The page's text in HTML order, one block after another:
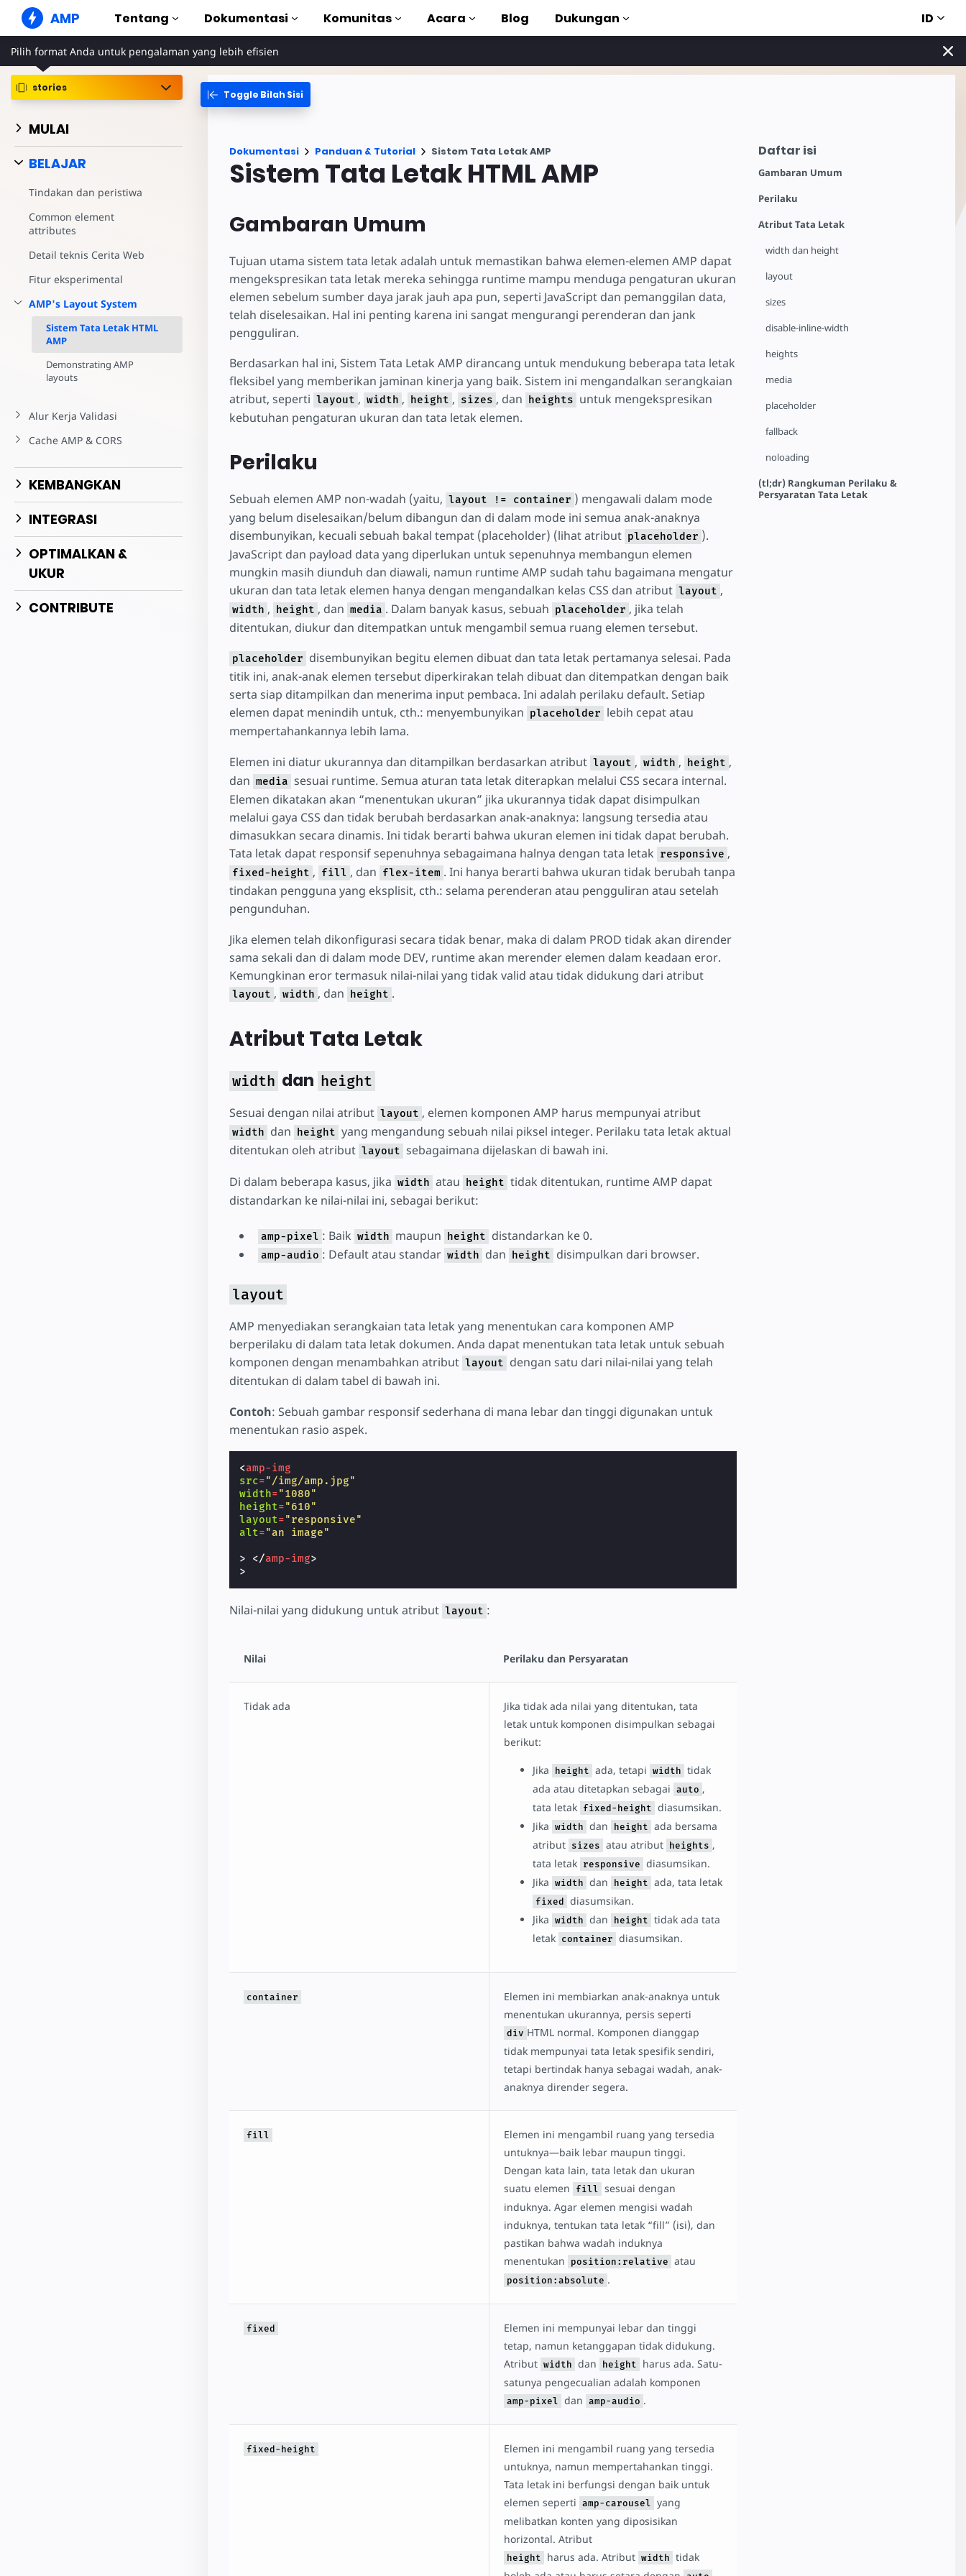
AMP Tentang
Situs Web AMP
Buat pengalaman web yang
sempurna
Iklan supercepat di web
Email generasi mendatang
Dokumentasi
Panduan & Tutorial
Mulai menggunakan AMP
Perpustakaan AMP lengkap
Contoh
Kursus
Pelajari AMP dengan kursus gratis
Templat
Alat
Mulai membuat
Komunitas Acara Blog Dukungan ID
Pilih format Anda untuk pengalaman yang lebih efisien
stories
MULAI
BELAJAR
Tindakan dan peristiwa
Common element
attributes
Detail teknis Cerita Web
Fitur eksperimental
AMP's Layout System
Sistem Tata Letak HTML
AMP
Demonstrating AMP
layouts
Alur Kerja Validasi
Cache AMP & CORS
KEMBANGKAN
INTEGRASI
OPTIMALKAN &
UKUR
CONTRIBUTE
Daftar isi
Gambaran Umum
Perilaku
Atribut Tata Letak
width dan height
layout
sizes
disable-inline-width
heights
media
placeholder
fallback
noloading
(tl;dr) Rangkuman Perilaku &
Persyaratan Tata Letak
Toggle Bilah Sisi
Dokumentasi Panduan & Tutorial Sistem Tata Letak AMP
Sistem Tata Letak HTML AMP
Gambaran Umum
Tujuan utama sistem tata letak adalah untuk memastikan bahwa elemen-elemen AMP dapat
mengekspresikan tata letak mereka sehingga runtime mampu menduga pengaturan ukuran
elemen sebelum sumber daya jarak jauh apa pun, seperti JavaScript dan pemanggilan data,
telah diselesaikan. Hal ini penting karena ini sangat mengurangi perenderan dan jank
pengguliran.
Berdasarkan hal ini, Sistem Tata Letak AMP dirancang untuk mendukung beberapa tata letak
fleksibel yang memberikan jaminan kinerja yang baik. Sistem ini mengandalkan serangkaian
atribut, seperti layout , width , height , sizes , dan heights untuk mengekspresikan
kebutuhan pengaturan ukuran dan tata letak elemen.
Perilaku
Sebuah elemen AMP non-wadah (yaitu, layout != container ) mengawali dalam mode
yang belum diselesaikan/belum dibangun dan di dalam mode ini semua anak-anaknya
disembunyikan, kecuali sebuah bakal tempat (placeholder) (lihat atribut placeholder ).
JavaScript dan payload data yang diperlukan untuk sepenuhnya membangun elemen
mungkin masih diunduh dan diawali, namun runtime AMP sudah tahu bagaimana mengatur
ukuran dan tata letak elemen hanya dengan mengandalkan kelas CSS dan atribut layout ,
width , height , dan media . Dalam banyak kasus, sebuah placeholder , jika telah
ditentukan, diukur dan ditempatkan untuk mengambil semua ruang elemen tersebut.
placeholder disembunyikan begitu elemen dibuat dan tata letak pertamanya selesai. Pada
titik ini, anak-anak elemen tersebut diperkirakan telah dibuat dan ditempatkan dengan baik
serta siap ditampilkan dan menerima input pembaca. Ini adalah perilaku default. Setiap
elemen dapat menindih untuk, cth.: menyembunyikan placeholder lebih cepat atau
mempertahankannya lebih lama.
Elemen ini diatur ukurannya dan ditampilkan berdasarkan atribut layout , width , height ,
dan media sesuai runtime. Semua aturan tata letak diterapkan melalui CSS secara internal.
Elemen dikatakan akan “menentukan ukuran” jika ukurannya tidak dapat disimpulkan
melalui gaya CSS dan tidak berubah berdasarkan anak-anaknya: langsung tersedia atau
dimasukkan secara dinamis. Ini tidak berarti bahwa ukuran elemen ini tidak dapat berubah.
Tata letak dapat responsif sepenuhnya sebagaimana halnya dengan tata letak responsive ,
fixed-height , fill , dan flex-item . Ini hanya berarti bahwa ukuran tidak berubah tanpa
tindakan pengguna yang eksplisit, cth.: selama perenderan atau pengguliran atau setelah
pengunduhan.
Jika elemen telah dikonfigurasi secara tidak benar, maka di dalam PROD tidak akan dirender
sama sekali dan di dalam mode DEV, runtime akan merender elemen dalam keadaan eror.
Kemungkinan eror termasuk nilai-nilai yang tidak valid atau tidak didukung dari atribut
layout , width , dan height .
Atribut Tata Letak
width dan height
Sesuai dengan nilai atribut layout , elemen komponen AMP harus mempunyai atribut
width dan height yang mengandung sebuah nilai piksel integer. Perilaku tata letak aktual
ditentukan oleh atribut layout sebagaimana dijelaskan di bawah ini.
Di dalam beberapa kasus, jika width atau height tidak ditentukan, runtime AMP dapat
distandarkan ke nilai-nilai ini, sebagai berikut:
amp-pixel : Baik width maupun height distandarkan ke 0.
amp-audio : Default atau standar width dan height disimpulkan dari browser.
layout
AMP menyediakan serangkaian tata letak yang menentukan cara komponen AMP
berperilaku di dalam tata letak dokumen. Anda dapat menentukan tata letak untuk sebuah
komponen dengan menambahkan atribut layout dengan satu dari nilai-nilai yang telah
ditentukan di dalam tabel di bawah ini.
Contoh: Sebuah gambar responsif sederhana di mana lebar dan tinggi digunakan untuk
menentukan rasio aspek.
<amp-img
src="/img/amp.jpg"
width="1080"
height="610"
layout="responsive"
alt="an image"
> </amp-img>
Nilai-nilai yang didukung untuk atribut layout :
Nilai Perilaku dan Persyaratan
Tidak ada
Jika tidak ada nilai yang ditentukan, tata
letak untuk komponen disimpulkan sebagai
berikut:
Jika height ada, tetapi width tidak
ada atau ditetapkan sebagai auto ,
tata letak fixed-height diasumsikan.
Jika width dan height ada bersama
atribut sizes atau atribut heights ,
tata letak responsive diasumsikan.
Jika width dan height ada, tata letak
fixed diasumsikan.
Jika width dan height tidak ada tata
letak container diasumsikan.
container
Elemen ini membiarkan anak-anaknya untuk
menentukan ukurannya, persis seperti
div HTML normal. Komponen dianggap
tidak mempunyai tata letak spesifik sendiri,
tetapi bertindak hanya sebagai wadah, anak-
anaknya dirender segera.
fill
Elemen ini mengambil ruang yang tersedia
untuknya—baik lebar maupun tinggi.
Dengan kata lain, tata letak dan ukuran
suatu elemen
fill
sesuai dengan
induknya. Agar elemen mengisi wadah
induknya, tentukan tata letak “fill” (isi), dan
pastikan bahwa wadah induknya
menentukan
position:relative atau
position:absolute .
fixed
Elemen ini mempunyai lebar dan tinggi
tetap, namun ketanggapan tidak didukung.
Atribut width dan height
harus ada. Satu-
satunya pengecualian adalah komponen
amp-pixel dan amp-audio .
fixed-height
Elemen ini mengambil ruang yang tersedia
untuknya, namun mempertahankan tinggi.
Tata letak ini berfungsi dengan baik untuk
elemen seperti amp-carousel
yang
melibatkan konten yang diposisikan
horizontal. Atribut
height harus ada. Atribut width tidak